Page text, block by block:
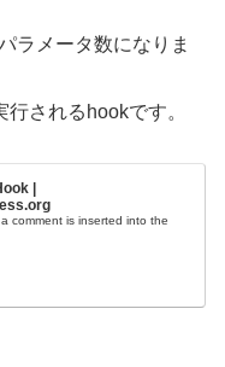
ラメータ数になりま
されるhookです。
|
comment is inserted into the